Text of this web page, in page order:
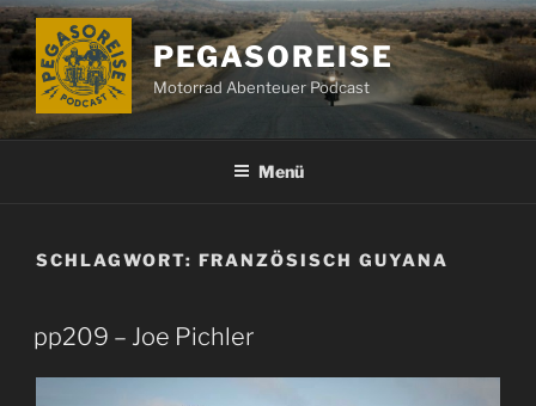
Zum
Inhalt
springen
PEGASOREISE
Motorrad Abenteuer Podcast
Menü
SCHLAGWORT: FRANZÖSISCH GUYANA
pp209 – Joe Pichler